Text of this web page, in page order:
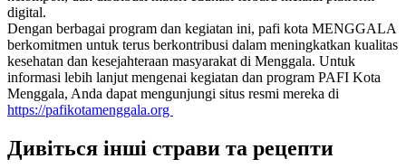
digital.
Dengan berbagai program dan kegiatan ini, pafi kota MENGGALA
berkomitmen untuk terus berkontribusi dalam meningkatkan kualitas
kesehatan dan kesejahteraan masyarakat di Menggala. Untuk
informasi lebih lanjut mengenai kegiatan dan program PAFI Kota
Menggala, Anda dapat mengunjungi situs resmi mereka di
https://pafikotamenggala.org
Дивіться інші страви та рецепти